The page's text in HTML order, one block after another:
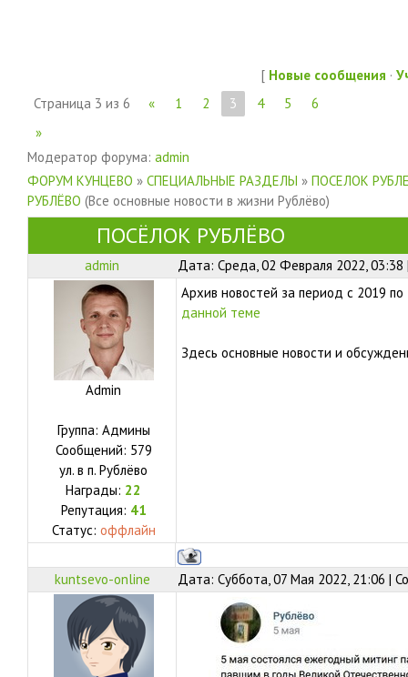
[ Новые сообщения ·
Страница 3 из 6 « 1 2 3 4 5
6
»
Модератор форума: admin
ФОРУМ КУНЦЕВО » СПЕЦИАЛЬНЫЕ РАЗДЕЛЫ » ПОСЕЛОК
РУБЛЁВО (Все основные новости в жизни Рублёво)
ПОСЁЛОК РУБЛЁВО
admin Дата: Среда, 02 Февраля 2022,
Admin
Группа: Админы
Сообщений: 579
ул. в п. Рублёво
Награды: 22
Репутация: 41
Статус: оффлайн
Архив новостей за период с 2019
данной теме
Здесь основные новости и
kuntsevo-online Дата: Суббота, 07 Мая 2022, 21:06 |